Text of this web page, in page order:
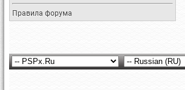
Правила форума